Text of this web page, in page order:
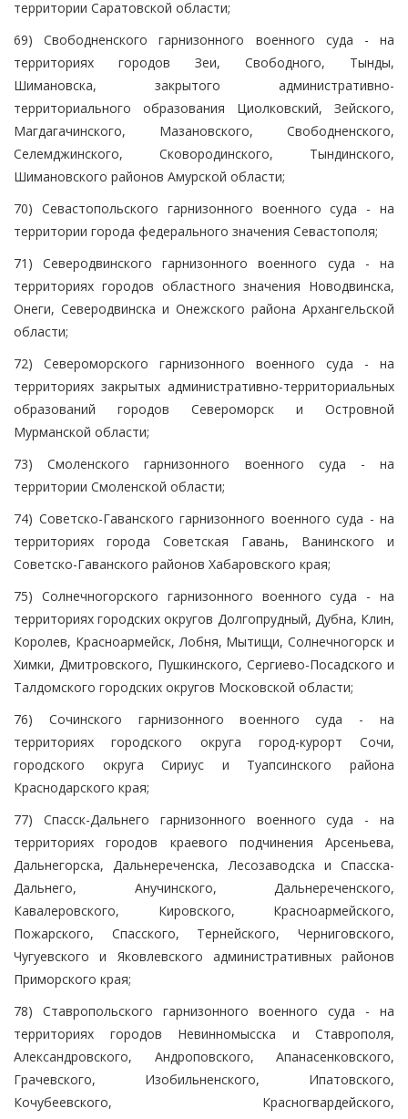
территории Саратовской области;
69) Свободненского гарнизонного военного суда - на
территориях городов Зеи, Свободного, Тынды,
Шимановска, закрытого административно-
территориального образования Циолковский, Зейского,
Магдагачинского, Мазановского, Свободненского,
Селемджинского, Сковородинского, Тындинского,
Шимановского районов Амурской области;
70) Севастопольского гарнизонного военного суда - на
территории города федерального значения Севастополя;
71) Северодвинского гарнизонного военного суда - на
территориях городов областного значения Новодвинска,
Онеги, Северодвинска и Онежского района Архангельской
области;
72) Североморского гарнизонного военного суда - на
территориях закрытых административно-территориальных
образований городов Североморск и Островной
Мурманской области;
73) Смоленского гарнизонного военного суда - на
территории Смоленской области;
74) Советско-Гаванского гарнизонного военного суда - на
территориях города Советская Гавань, Ванинского и
Советско-Гаванского районов Хабаровского края;
75) Солнечногорского гарнизонного военного суда - на
территориях городских округов Долгопрудный, Дубна, Клин,
Королев, Красноармейск, Лобня, Мытищи, Солнечногорск и
Химки, Дмитровского, Пушкинского, Сергиево-Посадского и
Талдомского городских округов Московской области;
76) Сочинского гарнизонного военного суда - на
территориях городского округа город-курорт Сочи,
городского округа Сириус и Туапсинского района
Краснодарского края;
77) Спасск-Дальнего гарнизонного военного суда - на
территориях городов краевого подчинения Арсеньева,
Дальнегорска, Дальнереченска, Лесозаводска и Спасска-
Дальнего, Анучинского, Дальнереченского,
Кавалеровского, Кировского, Красноармейского,
Пожарского, Спасского, Тернейского, Черниговского,
Чугуевского и Яковлевского административных районов
Приморского края;
78) Ставропольского гарнизонного военного суда - на
территориях городов Невинномысска и Ставрополя,
Александровского, Андроповского, Апанасенковского,
Грачевского, Изобильненского, Ипатовского,
Кочубеевского, Красногвардейского,